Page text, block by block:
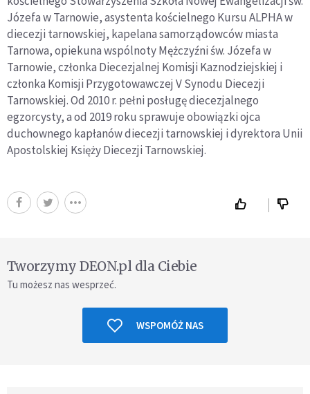
Józefa w Tarnowie, asystenta kościelnego Kursu ALPHA w
diecezji tarnowskiej, kapelana samorządowców miasta
Tarnowa, opiekuna wspólnoty Mężczyźni św. Józefa w
Tarnowie, członka Diecezjalnej Komisji Kaznodziejskiej i
członka Komisji Przygotowawczej V Synodu Diecezji
Tarnowskiej. Od 2010 r. pełni posługę diecezjalnego
egzorcysty, a od 2019 roku sprawuje obowiązki ojca
duchownego kapłanów diecezji tarnowskiej i dyrektora Unii
Apostolskiej Księży Diecezji Tarnowskiej.
Tworzymy DEON.pl dla Ciebie
Tu możesz nas wesprzeć.
WSPOMÓŻ NAS